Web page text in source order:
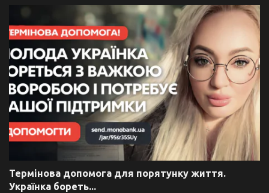
Термінова допомога для порятунку життя.
Українка бореть...